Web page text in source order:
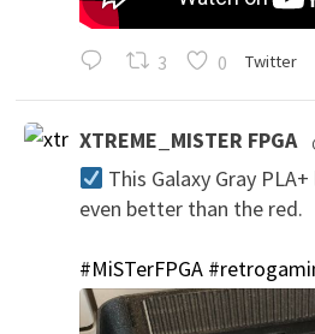
3 0 Twitter
XTREME_MISTER FPGA
This Galaxy Gray
even better than the red.
#MiSTerFPGA